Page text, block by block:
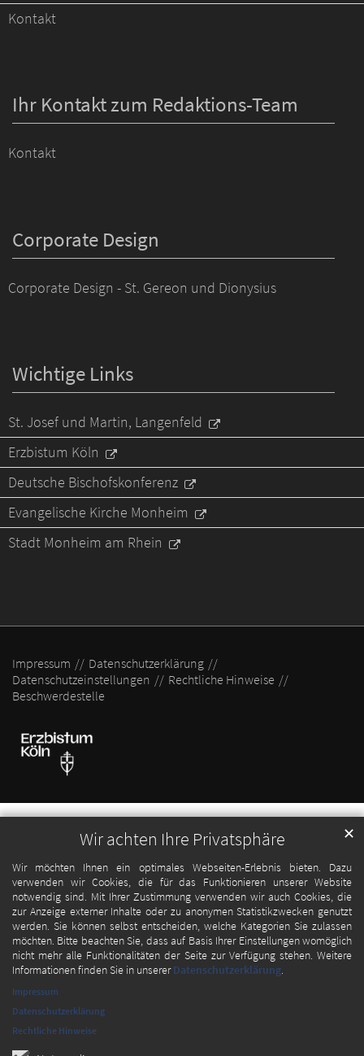
Wir achten Ihre Privatsphäre
Wir möchten Ihnen ein optimales Webseiten-Erlebnis bieten. Dazu
verwenden wir Cookies, die für das Funktionieren unserer Website
notwendig sind. Mit Ihrer Zustimmung verwenden wir auch Cookies, die
zur Anzeige externer Inhalte oder zu anonymen Statistikzwecken genutzt
werden. Sie können selbst entscheiden, welche Kategorien Sie zulassen
möchten. Bitte beachten Sie, dass auf Basis Ihrer Einstellungen womöglich
nicht mehr alle Funktionalitäten der Seite zur Verfügung stehen. Weitere
Informationen finden Sie in unsererDatenschutzerklärung.
✕
Impressum
Datenschutzerklärung
Rechtliche Hinweise
Kontakt
Ihr Kontakt zum Redaktions-Team
Kontakt
Corporate Design
Corporate Design - St. Gereon und Dionysius
Wichtige Links
St. Josef und Martin, Langenfeld
Erzbistum Köln
Deutsche Bischofskonferenz
Evangelische Kirche Monheim
Stadt Monheim am Rhein
Impressum
Datenschutzerklärung
Datenschutzeinstellungen
Rechtliche Hinweise
Beschwerdestelle